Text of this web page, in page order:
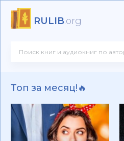
RULIB.org
Топ за месяц!🔥